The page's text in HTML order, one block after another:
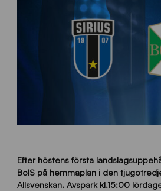
Efter höstens första
BoIS på hemmaplan i den
Allsvenskan. Avspark kl.15:00